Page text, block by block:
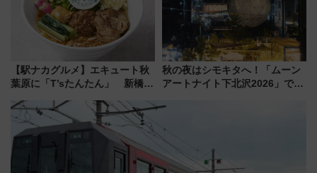
【駅ナカグルメ】エキュート秋
葉原に「T’sたんたん」 新橋に
饅」、オムライス専門店「肉と
たまご」新グルメ続々登場！
【2026年8月】
秋の夜はシモキタへ！「ムーン
アートナイト下北沢2026」でイ
を満喫しよう